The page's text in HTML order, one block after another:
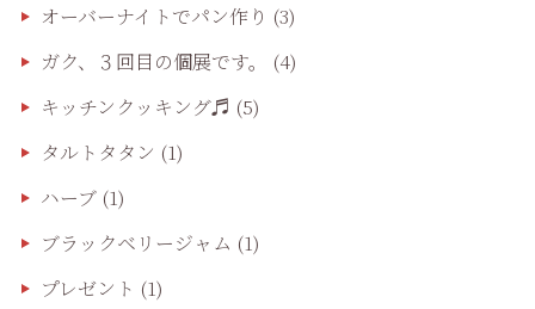
オーバーナイトでパン作り (3)
ガク、３回目の個展です。
(4)
キッチンクッキング♬ (5)
タルトタタン (1)
ハーブ(1)
ブラックベリージャム (1)
プレゼント (1)